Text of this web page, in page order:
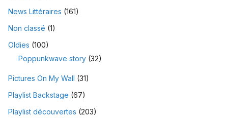
News Littéraires (161)
Non classé (1)
Oldies (100)
Poppunkwave story (32)
Pictures On My Wall (31)
Playlist Backstage (67)
Playlist découvertes (203)